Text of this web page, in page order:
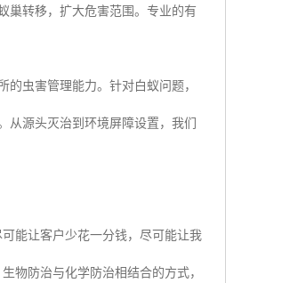
巢转移，扩大危害范围。专业的有
虫害管理能力。针对白蚁问题，
源头灭治到环境屏障设置，我们
能让客户少花一分钱，尽可能让我
物防治与化学防治相结合的方式，